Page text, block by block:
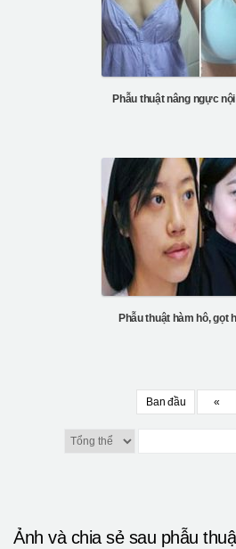
Phẫu thuật nâng ngực
Phẫu thuật hàm hô, gọt
Ban đầu «
Ảnh và chia sẻ sau phẫu